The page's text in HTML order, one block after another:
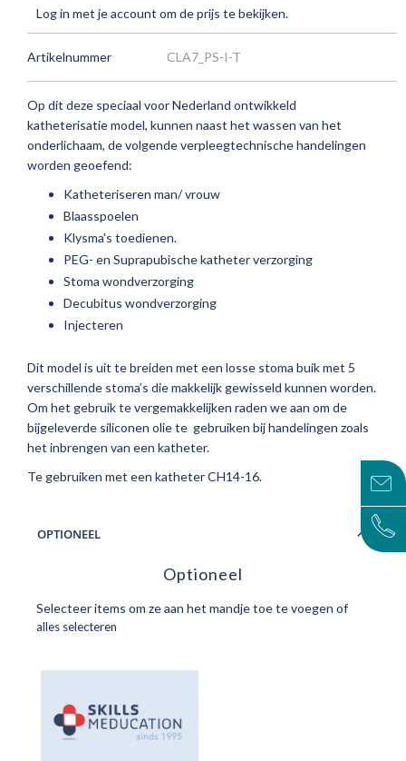
Log in met je account om de prijs te bekijken.
Artikelnummer CLA7_PS-I-T
Op dit deze speciaal voor Nederland ontwikkeld
katheterisatie model, kunnen naast het wassen van het
onderlichaam, de volgende verpleegtechnische handelingen
worden geoefend:
Katheteriseren man/ vrouw
Blaasspoelen
Klysma's toedienen.
PEG- en Suprapubische katheter verzorging
Stoma wondverzorging
Decubitus wondverzorging
Injecteren
Dit model is uit te breiden met een losse stoma buik met 5
verschillende stoma’s die makkelijk gewisseld kunnen worden.
Om het gebruik te vergemakkelijken raden we aan om de
bijgeleverde siliconen olie te gebruiken bij handelingen zoals
het inbrengen van een katheter.
Te gebruiken met een katheter CH14-16.
OPTIONEEL
Optioneel
Selecteer items om ze aan het mandje toe te voegen of
alles selecteren